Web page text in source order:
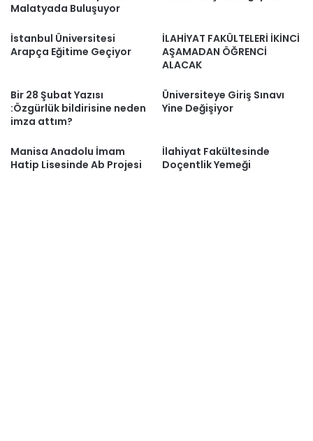
Malatyada Buluşuyor
İstanbul Üniversitesi
Arapça Eğitime Geçiyor
İLAHİYAT FAKÜLTELERİ İKİNCİ
AŞAMADAN ÖĞRENCİ
ALACAK
Bir 28 Şubat Yazısı
:Özgürlük bildirisine neden
imza attım?
Üniversiteye Giriş Sınavı
Yine Değişiyor
Manisa Anadolu İmam
Hatip Lisesinde Ab Projesi
İlahiyat Fakültesinde
Doçentlik Yemeği